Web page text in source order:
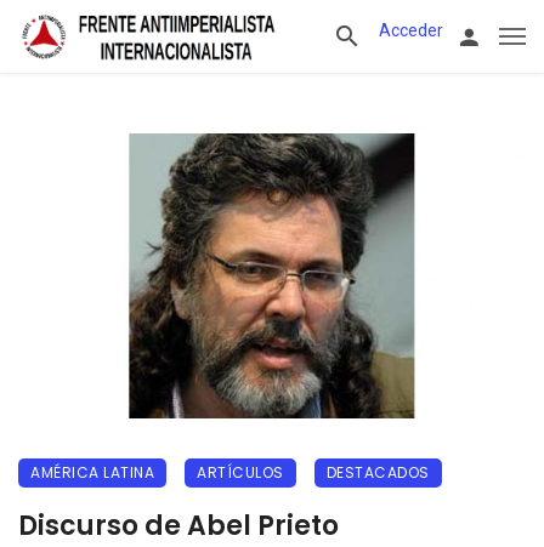
Acceder
AMÉRICA LATINA ARTÍCULOS DESTACADOS
Discurso de Abel Prieto